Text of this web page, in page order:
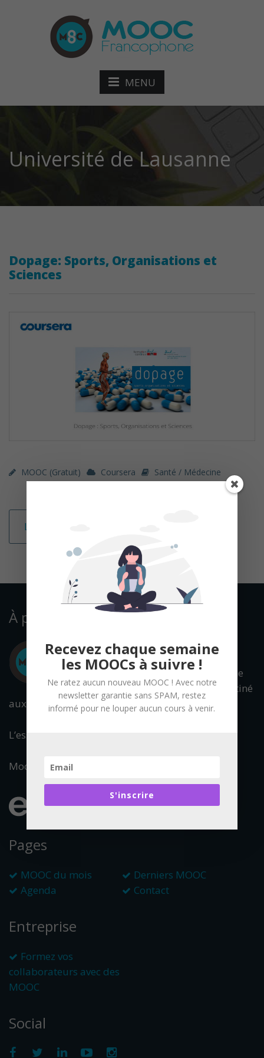
MENU
Université de Lausanne
Dopage: Sports, Organisations et
Sciences
MOOC (gratuit) Coursera Santé / Médecine
Lire la suite
À propos
Mooc Francophone
est un portail destiné
aux cours en ligne ouverts à tous.
L’essentiel de l’offre francophone est référencée.
Mooc Francophone fait partie du réseau :
Pages
MOOC du mois
Derniers MOOC
Agenda
Contact
Entreprise
Formez vos
collaborateurs avec des
MOOC
Social
Recevez chaque semaine
les MOOCs à suivre !
Ne ratez aucun nouveau MOOC ! Avec notre
newsletter garantie sans SPAM, restez
informé pour ne louper aucun cours à venir.
S'inscrire